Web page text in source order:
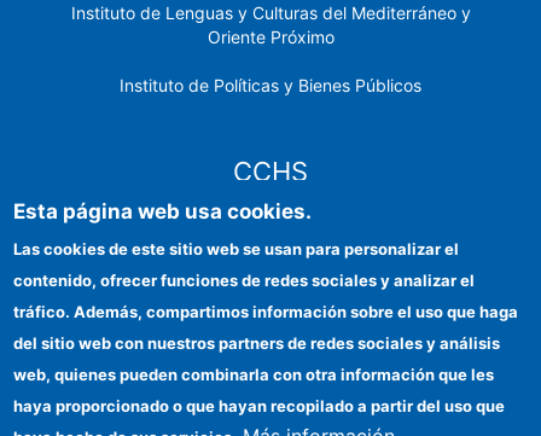
Instituto de Lenguas y Culturas del Mediterráneo y
Oriente Próximo
Instituto de Políticas y Bienes Públicos
CCHS
Identidad institucional
Ayudas FEDER
Organismos financiadores
Esta página web usa cookies.
Las cookies de este sitio web se usan para personalizar el
contenido, ofrecer funciones de redes sociales y analizar el
tráfico. Además, compartimos información sobre el uso que haga
del sitio web con nuestros partners de redes sociales y análisis
web, quienes pueden combinarla con otra información que les
haya proporcionado o que hayan recopilado a partir del uso que